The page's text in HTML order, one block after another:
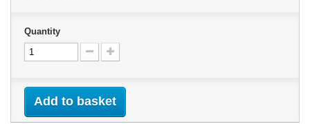
Quantity
Add to basket